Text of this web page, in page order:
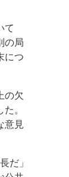
て
の局
につ
の欠
。
意見
だ」